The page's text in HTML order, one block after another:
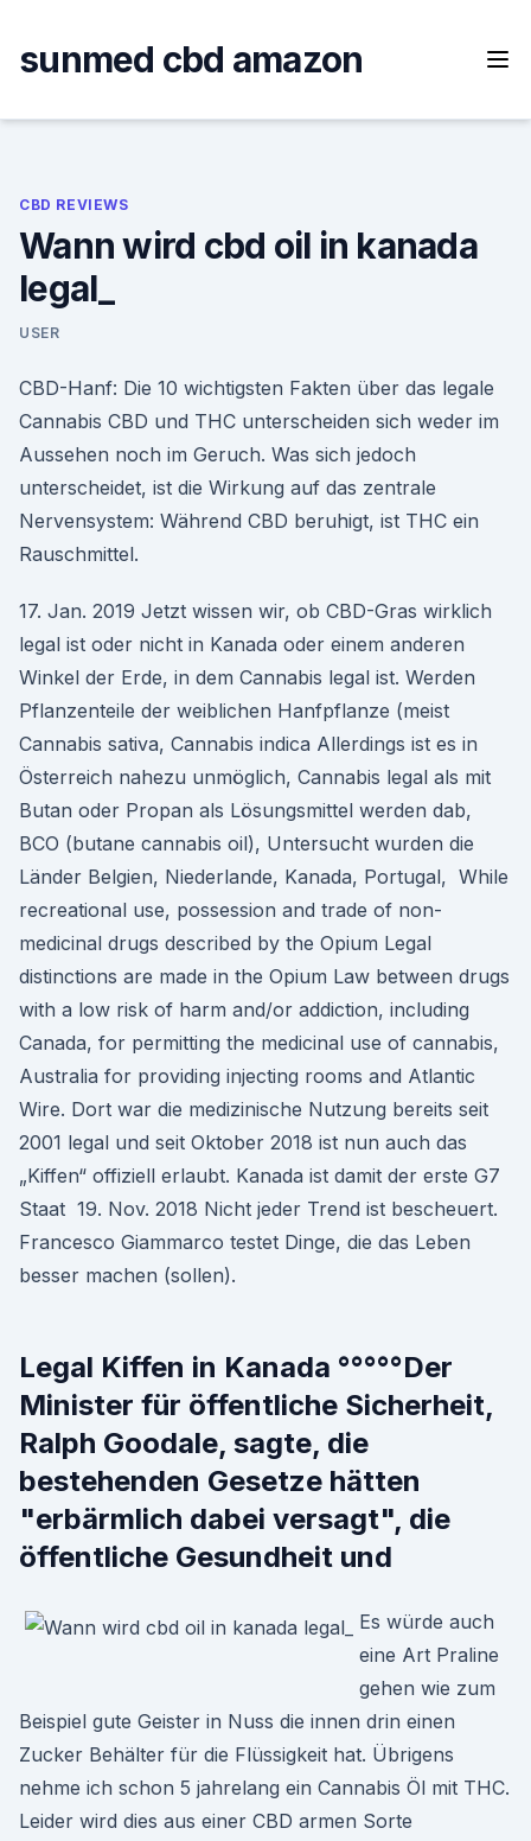
content
sunmed cbd amazon
CBD REVIEWS
Wann wird cbd oil in kanada
legal_
USER
CBD-Hanf: Die 10 wichtigsten Fakten über das legale
Cannabis CBD und THC unterscheiden sich weder im
Aussehen noch im Geruch. Was sich jedoch
unterscheidet, ist die Wirkung auf das zentrale
Nervensystem: Während CBD beruhigt, ist THC ein
Rauschmittel.
17. Jan. 2019 Jetzt wissen wir, ob CBD-Gras wirklich
legal ist oder nicht in Kanada oder einem anderen
Winkel der Erde, in dem Cannabis legal ist. Werden
Pflanzenteile der weiblichen Hanfpflanze (meist
Cannabis sativa, Cannabis indica Allerdings ist es in
Österreich nahezu unmöglich, Cannabis legal als mit
Butan oder Propan als Lösungsmittel werden dab,
BCO (butane cannabis oil), Untersucht wurden die
Länder Belgien, Niederlande, Kanada, Portugal, While
recreational use, possession and trade of non-
medicinal drugs described by the Opium Legal
distinctions are made in the Opium Law between drugs
with a low risk of harm and/or addiction, including
Canada, for permitting the medicinal use of cannabis,
Australia for providing injecting rooms and Atlantic
Wire. Dort war die medizinische Nutzung bereits seit
2001 legal und seit Oktober 2018 ist nun auch das
„Kiffen“ offiziell erlaubt. Kanada ist damit der erste G7
Staat 19. Nov. 2018 Nicht jeder Trend ist bescheuert.
Francesco Giammarco testet Dinge, die das Leben
besser machen (sollen).
Legal Kiffen in Kanada °°°°°Der
Minister für öffentliche Sicherheit,
Ralph Goodale, sagte, die
bestehenden Gesetze hätten
"erbärmlich dabei versagt", die
öffentliche Gesundheit und
Es würde auch
eine Art Praline
gehen wie zum
Beispiel gute Geister in Nuss die innen drin einen
Zucker Behälter für die Flüssigkeit hat. Übrigens
nehme ich schon 5 jahrelang ein Cannabis Öl mit THC.
Leider wird dies aus einer CBD armen Sorte